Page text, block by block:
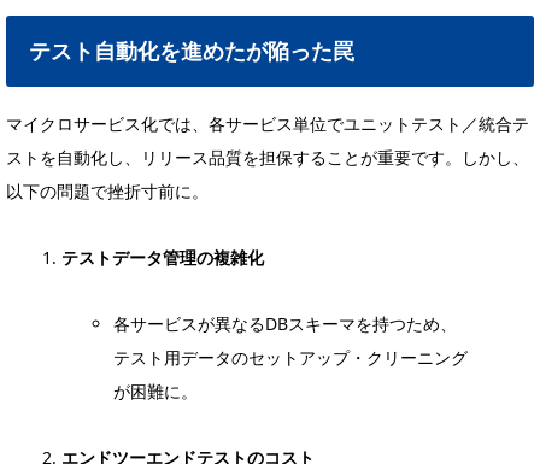
テスト自動化を進めたが陥った罠
マイクロサービス化では、各サービス単位でユニットテスト／統合テ
ストを自動化し、リリース品質を担保することが重要です。しかし、
以下の問題で挫折寸前に。
テストデータ管理の複雑化
各サービスが異なるDBスキーマを持つため、
テスト用データのセットアップ・クリーニング
が困難に。
エンドツーエンドテストのコスト